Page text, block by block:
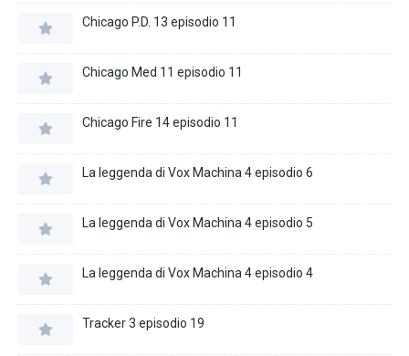
Chicago P.D. 13 episodio 11
Chicago Med 11 episodio 11
Chicago Fire 14 episodio 11
La leggenda di Vox Machina 4 episodio 6
La leggenda di Vox Machina 4 episodio 5
La leggenda di Vox Machina 4 episodio 4
Tracker 3 episodio 19